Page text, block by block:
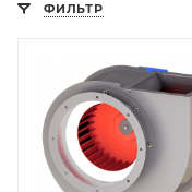
ФИЛЬТР